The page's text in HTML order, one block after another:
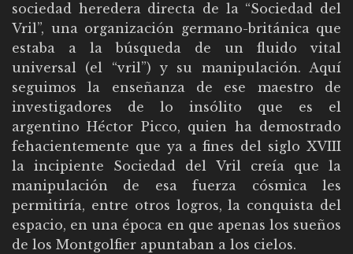
sociedad heredera directa de la “Sociedad del
Vril”, una organización germano-británica que
estaba a la búsqueda de un fluido vital
universal (el “vril”) y su manipulación. Aquí
seguimos la enseñanza de ese maestro de
investigadores de lo insólito que es el
argentino Héctor Picco, quien ha demostrado
fehacientemente que ya a fines del siglo XVIII
la incipiente Sociedad del Vril creía que la
manipulación de esa fuerza cósmica les
permitiría, entre otros logros, la conquista del
espacio, en una época en que apenas los sueños
de los Montgolfier apuntaban a los cielos.